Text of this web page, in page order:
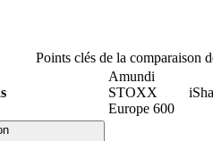
Points clés de la comparaison
Amundi
STOXX
Europe 600